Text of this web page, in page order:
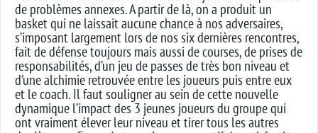
de problèmes annexes. A partir de là, on a produit un
basket qui ne laissait aucune chance à nos adversaires,
s’imposant largement lors de nos six dernières rencontres,
fait de défense toujours mais aussi de courses, de prises de
responsabilités, d’un jeu de passes de très bon niveau et
d’une alchimie retrouvée entre les joueurs puis entre eux
et le coach. Il faut souligner au sein de cette nouvelle
dynamique l’impact des 3 jeunes joueurs du groupe qui
ont vraiment élever leur niveau et tirer tous les autres